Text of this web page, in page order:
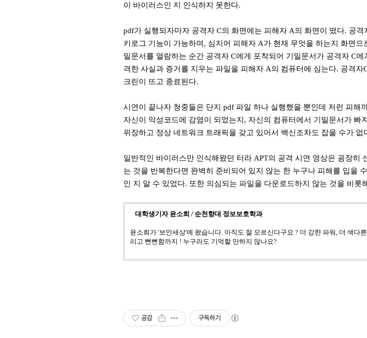
이 바이러스인 지 인식하지 못한다.
pdf가 실행되자마자 공격자 C의 화면에는 피해자 A의 화면이 떴다. 공격
키로그 기능이 가능하며 , 심지어 피해자 A가 현재 무엇을 하는지 화면으
밀문서를 열람하는 순간 공격자 C에게 포착되어 기밀문서가 공격자 C에
격한 사실과 증거를 지우는 파일을 피해자 A의 컴퓨터에 심는다. 공격자
크린이 뜨고 종료된다.
시연이 끝나자 청중들은 단지 pdf 파일 하나 실행했을 뿐인데 저런 피해
자신이 악성코드에 감염이 되었는지 , 자신의 컴퓨터에서 기밀문서가 빠
위장하고 정상 네트워크 트래픽을 갖고 있어서 백신조차도 잡을 수가 없
일반적인 바이러스만 인식해왔던 터라 APT의 공격 시연 영상은 굉장히
는 것을 반복한다면 완벽히 준비되어 있지 않는 한 누구나 피해를 입을
인 지 알 수 있었다. 또한 의심되는 파일을 다운로드하지 않는 것을 비
대학생기자 윤소희 / 순천향대 정보보호학과
윤소희가 '보안세상'에 왔습니다. 아직도 절 모르신다구요 ? 더 강한 파워, 더 색다
리고 뻔뻔함까지 ! 누구라도 기억할 만하지 않나요?
공감 구독하기